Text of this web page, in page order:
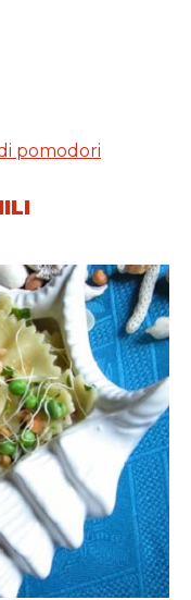
pomodori